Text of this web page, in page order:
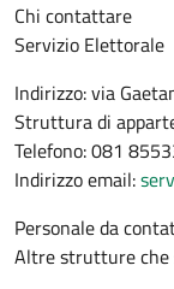
Chi contattare
Servizio Elettorale
Indirizzo: via
Struttura di
Telefono: 081
Indirizzo email:
Personale da
Altre strutture che